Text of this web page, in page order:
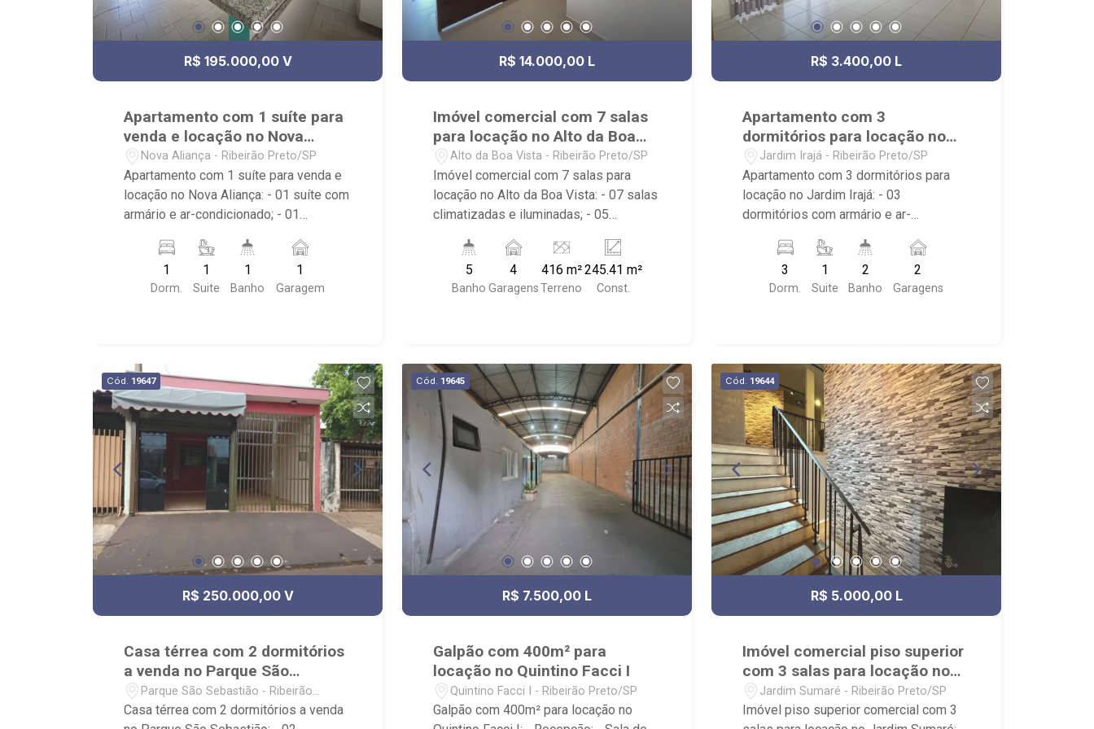
Preto.
R$ 195.000,00 V
Apartamento com 1 suíte para
venda e locação no Nova
Aliança
Nova Aliança - Ribeirão Preto/SP
Apartamento com 1 suíte para venda e
locação no Nova Aliança: - 01 suíte com
armário e ar-condicionado; - 01
01 vaga coberta de garagem; - Cozinha
Americana planejada; - Ventilador de
teto no imóvel; - Condomínio com
praça central; - Térreo com lojas,
serviços e conveniência; - Próximo a
UNIP, Ribeirão Shopping, Novo
Mercadão e Parque das artes;
1
Dorm.
1
Suite
1
Banho
1
Garagem
R$ 14.000,00 L
Imóvel comercial com 7 salas
para locação no Alto da Boa
Vista
Alto da Boa Vista - Ribeirão Preto/SP
Imóvel comercial com 7 salas para
locação no Alto da Boa Vista: - 07 salas
climatizadas e iluminadas; - 05
- Recepção; - Sala de espera; -
Divisórias; - Escritório; - Cozinha; -
Depósito; - Rampa de Acesso
5
Banho
4
Garagens
416 m²
Terreno
245.41 m²
Const.
R$ 3.400,00 L
Apartamento com 3
dormitórios para locação no
Jardim Irajá
Jardim Irajá - Ribeirão Preto/SP
Apartamento com 3 dormitórios para
locação no Jardim Irajá: - 03
dormitórios com armário e ar-
banheiros com armário, box em vidro e
espelho; - 02 vagas de garagem; - Sala
dois ambientes com ar-condicionado; -
- Condomínio possui portaria 24hrs,
elevador e área de lazer completa; -
Próximo ao Savegnago Supermercado,
Avenida Cesar Vergueiro, Avenida
Portugual e Cenourão.
3
Dorm.
1
Suite
2
Banho
2
Garagens
Cód. 19647
R$ 250.000,00 V
Casa térrea com 2 dormitórios
a venda no Parque São
Sebastião
Parque São Sebastião - Ribeirão
Preto/SP
Casa térrea com 2 dormitórios a venda
Cód. 19645
R$ 7.500,00 L
Galpão com 400m² para
locação no Quintino Facci I
Quintino Facci I - Ribeirão Preto/SP
Galpão com 400m² para locação no
Cód. 19644
R$ 5.000,00 L
Imóvel comercial piso superior
com 3 salas para locação no
Jardim Sumaré
Jardim Sumaré - Ribeirão Preto/SP
Imóvel piso superior comercial com 3